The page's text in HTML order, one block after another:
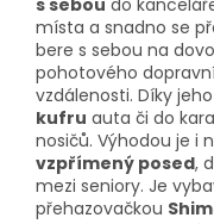
s sebou do
místa a snadno se
bere s sebou na
pohotového
vzdálenosti. Díky
kufru auta či do
nosičů. Výhodou je i
vzpřímený posed,
mezi seniory. Je
přehazovačkou